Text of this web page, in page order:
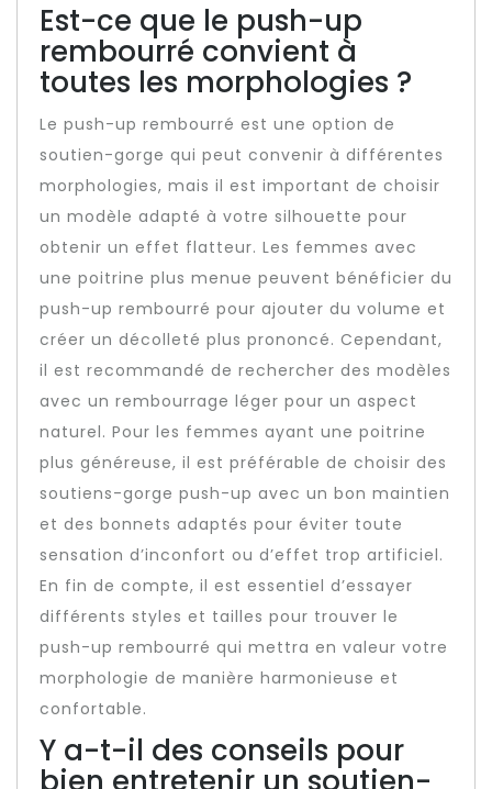
Est-ce que le push-up
rembourré convient à
toutes les morphologies ?
Le push-up rembourré est une option de
soutien-gorge qui peut convenir à différentes
morphologies, mais il est important de choisir
un modèle adapté à votre silhouette pour
obtenir un effet flatteur. Les femmes avec
une poitrine plus menue peuvent bénéficier du
push-up rembourré pour ajouter du volume et
créer un décolleté plus prononcé. Cependant,
il est recommandé de rechercher des modèles
avec un rembourrage léger pour un aspect
naturel. Pour les femmes ayant une poitrine
plus généreuse, il est préférable de choisir des
soutiens-gorge push-up avec un bon maintien
et des bonnets adaptés pour éviter toute
sensation d’inconfort ou d’effet trop artificiel.
En fin de compte, il est essentiel d’essayer
différents styles et tailles pour trouver le
push-up rembourré qui mettra en valeur votre
morphologie de manière harmonieuse et
confortable.
Y a-t-il des conseils pour